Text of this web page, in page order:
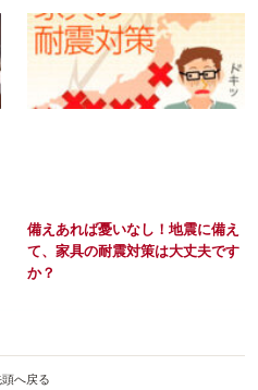
備えあれば憂いなし！地震に備え
て、家具の耐震対策は大丈夫です
か？
へ戻る